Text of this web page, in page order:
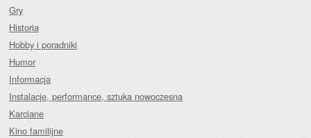
Gry
Historia
Hobby i poradniki
Humor
Informacja
Instalacje, performance, sztuka nowoczesna
Karciane
Kino familijne